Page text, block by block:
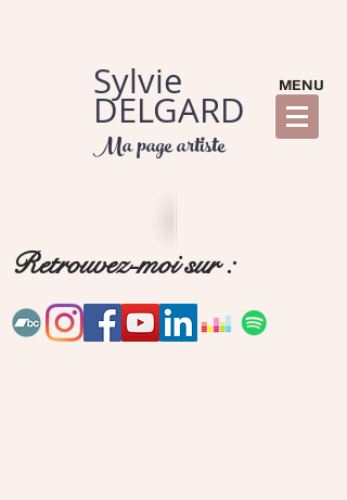
Sylvie
DELGARD
Ma page artiste
Retrouvez-moi sur :
MENU